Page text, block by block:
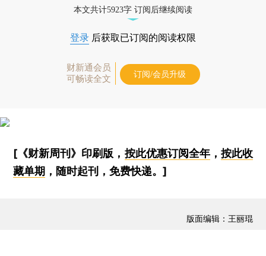
本文共计5923字 订阅后继续阅读
登录 后获取已订阅的阅读权限
财新通会员
可畅读全文
订阅/会员升级
[《财新周刊》印刷版， 按此优惠订阅全年， 按此收
藏单期 ，随时起刊，免费快递。]
版面编辑：王丽琨